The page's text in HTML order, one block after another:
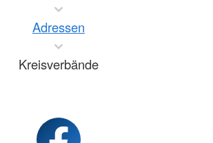
Adressen
Kreisverbände